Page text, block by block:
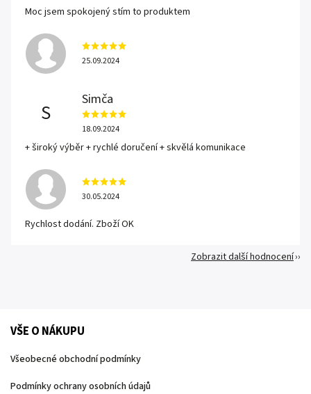
Moc jsem spokojený stím to produktem
25.09.2024
S
Simča
18.09.2024
+ široký výběr + rychlé doručení + skvělá komunikace
30.05.2024
Rychlost dodání. Zboží OK
Zobrazit další hodnocení
VŠE O NÁKUPU
Všeobecné obchodní podmínky
Podmínky ochrany osobních údajů